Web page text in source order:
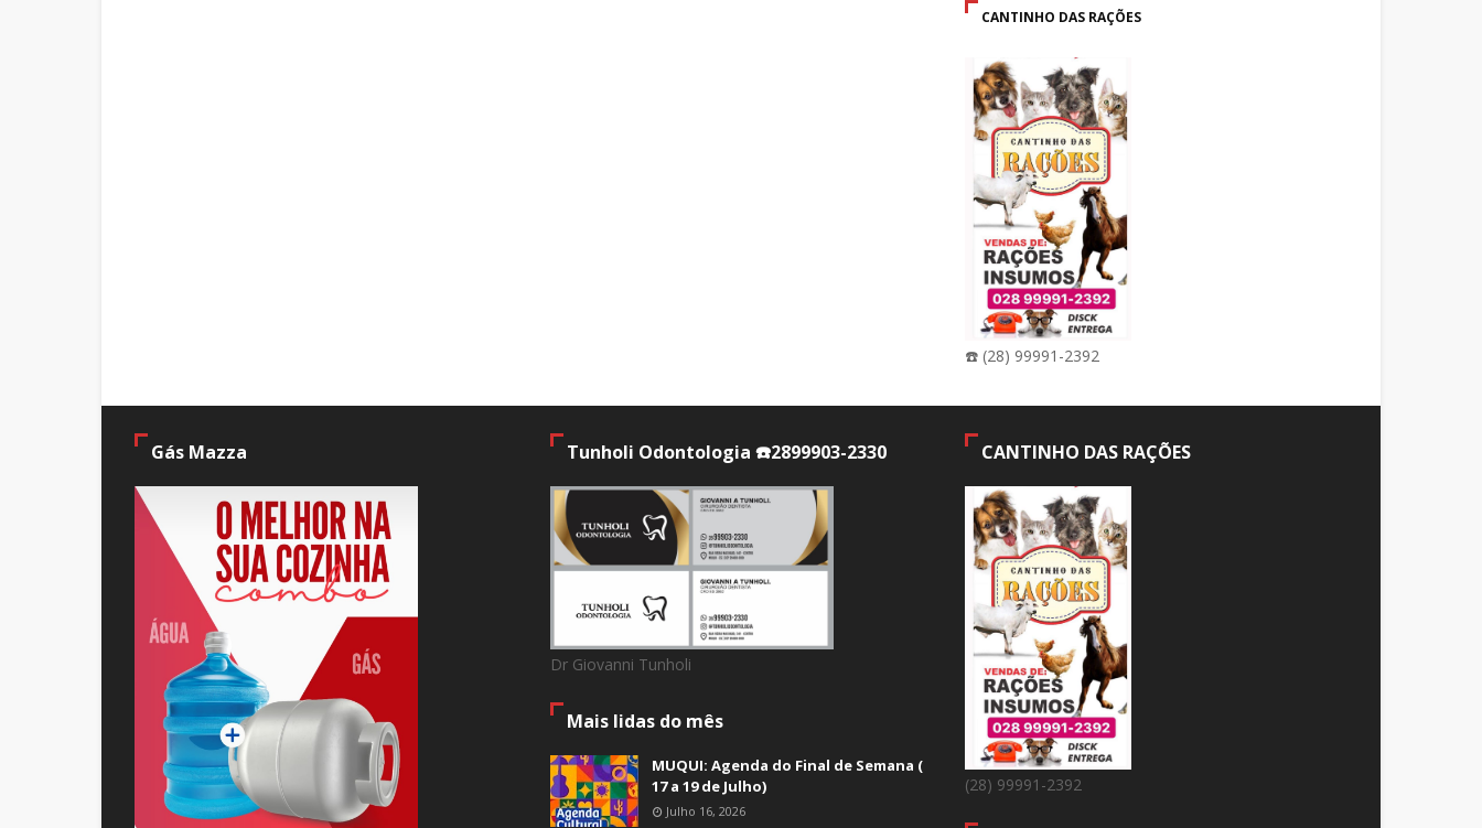
CANTINHO DAS RAÇÕES
☎️ (28) 99991-2392
Gás Mazza Tunholi Odontologia ☎️2899903-2330
Dr Giovanni Tunholi
Mais lidas do mês
MUQUI: Agenda do Final de Semana (
17 a 19 de Julho)
Julho 16, 2026
CANTINHO DAS RAÇÕES
(28) 99991-2392